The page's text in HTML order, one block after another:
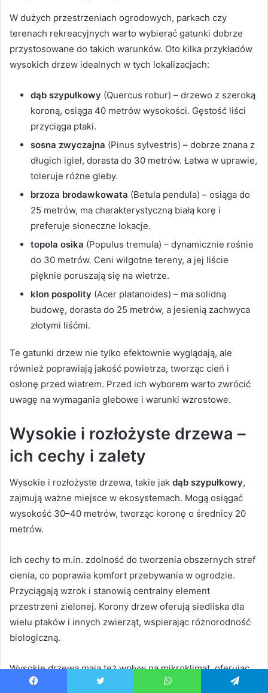
W dużych przestrzeniach ogrodowych, parkach czy
terenach rekreacyjnych warto wybierać gatunki dobrze
przystosowane do takich warunków. Oto kilka przykładów
wysokich drzew idealnych w tych lokalizacjach:
dąb szypułkowy (Quercus robur) – drzewo z szeroką
koroną, osiąga 40 metrów wysokości. Gęstość liści
przyciąga ptaki.
sosna zwyczajna (Pinus sylvestris) – dobrze znana z
długich igieł, dorasta do 30 metrów. Łatwa w uprawie,
toleruje różne gleby.
brzoza brodawkowata (Betula pendula) – osiąga do
25 metrów, ma charakterystyczną białą korę i
preferuje słoneczne lokacje.
topola osika (Populus tremula) – dynamicznie rośnie
do 30 metrów. Ceni wilgotne tereny, a jej liście
pięknie poruszają się na wietrze.
klon pospolity (Acer platanoides) – ma solidną
budowę, dorasta do 25 metrów, a jesienią zachwyca
złotymi liśćmi.
Te gatunki drzew nie tylko efektownie wyglądają, ale
również poprawiają jakość powietrza, tworząc cień i
osłonę przed wiatrem. Przed ich wyborem warto zwrócić
uwagę na wymagania glebowe i warunki wzrostowe.
Wysokie i rozłożyste drzewa –
ich cechy i zalety
Wysokie i rozłożyste drzewa, takie jak dąb szypułkowy,
zajmują ważne miejsce w ekosystemach. Mogą osiągać
wysokość 30–40 metrów, tworząc koronę o średnicy 20
metrów.
Ich cechy to m.in. zdolność do tworzenia obszernych stref
cienia, co poprawia komfort przebywania w ogrodzie.
Przyciągają wzrok i stanowią centralny element
przestrzeni zielonej. Korony drzew oferują siedliska dla
wielu ptaków i innych zwierząt, wspierając różnorodność
biologiczną.
Wysokie drzewa mają też wpływ na mikroklimat, oferując
cień i hamując wiatr. Przyczyniają się do utrzymania